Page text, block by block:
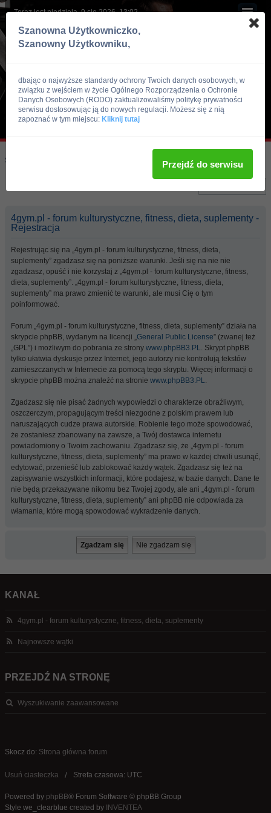
Teraz jest niedziela, 9 sie 2026, 13:02
Skocz do:
4gym.pl - forum kulturystyczne, fitness, dieta, suplementy -
Rejestracja
Rejestrując się na „4gym.pl - forum kulturystyczne, fitness, dieta,
suplementy” zgadzasz się na poniższe warunki. Jeśli się na nie nie
zgadzasz, opuść i nie korzystaj z „4gym.pl - forum kulturystyczne, fitness,
dieta, suplementy”. „4gym.pl - forum kulturystyczne, fitness, dieta,
suplementy” ma prawo zmienić te warunki, ale musi Cię o tym
poinformować.
Forum „4gym.pl - forum kulturystyczne, fitness, dieta, suplementy” działa na
skrypcie phpBB, wydanym na licencji „General Public License” (zwanej też
„GPL”) i możliwym do pobrania ze strony www.phpBB3.PL. Skrypt phpBB
tylko ułatwia dyskusje przez Internet, jego autorzy nie kontrolują tekstów
zamieszczanych w Internecie za pomocą tego skryptu. Więcej informacji o
skrypcie phpBB można znaleźć na stronie www.phpBB3.PL.
Zgadzasz się nie pisać żadnych wypowiedzi o charakterze obraźliwym,
oszczerczym, propagującym treści niezgodne z polskim prawem lub
naruszających cudze prawa autorskie. Robienie tego może spowodować,
że zostaniesz zbanowany na zawsze, a Twój dostawca internetu
powiadomiony o Twoim zachowaniu. Zgadzasz się, że „4gym.pl - forum
kulturystyczne, fitness, dieta, suplementy” ma prawo w każdej chwili usunąć,
edytować, przenieść lub zablokować każdy wątek. Zgadzasz się też na
zapisywanie wszystkich informacji, które podajesz, w bazie danych. Dane te
nie będą przekazywane nikomu bez Twojej zgody, ale ani „4gym.pl - forum
kulturystyczne, fitness, dieta, suplementy” ani phpBB nie odpowiada za
włamania, które mogą spowodować wykradzenie danych.
KANAŁ
4gym.pl - forum kulturystyczne, fitness, dieta, suplementy
Najnowsze wątki
PRZEJDŹ NA STRONĘ
Wyszukiwanie zaawansowane
Skocz do: Strona główna forum
Usuń ciasteczka Strefa czasowa: UTC
Powered by phpBB® Forum Software © phpBB Group
Style we_clearblue created by INVENTEA
Szanowna Użytkowniczko,
Szanowny Użytkowniku,
dbając o najwyższe standardy ochrony Twoich danych osobowych, w
związku z wejściem w życie Ogólnego Rozporządzenia o Ochronie
Danych Osobowych (RODO) zaktualizowaliśmy politykę prywatności
serwisu dostosowując ją do nowych regulacji. Możesz się z nią
zapoznać w tym miejscu: Kliknij tutaj
Przejdź do serwisu